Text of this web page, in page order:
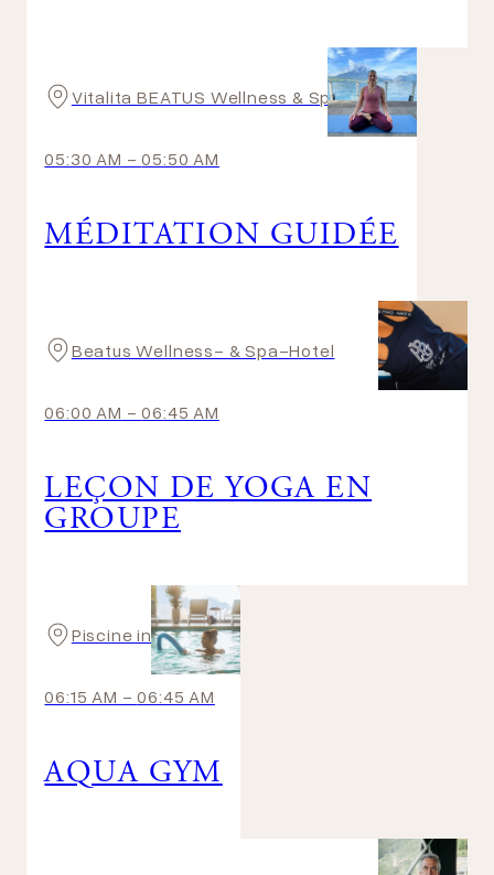
Vitalita BEATUS Wellness & Spa Hotel
05:30 AM -05:50 AM
MÉDITATION GUIDÉE
Beatus Wellness- & Spa-Hotel
06:00 AM -06:45 AM
LEÇON DE YOGA EN
GROUPE
Piscine intérieure
06:15 AM -06:45 AM
AQUA GYM